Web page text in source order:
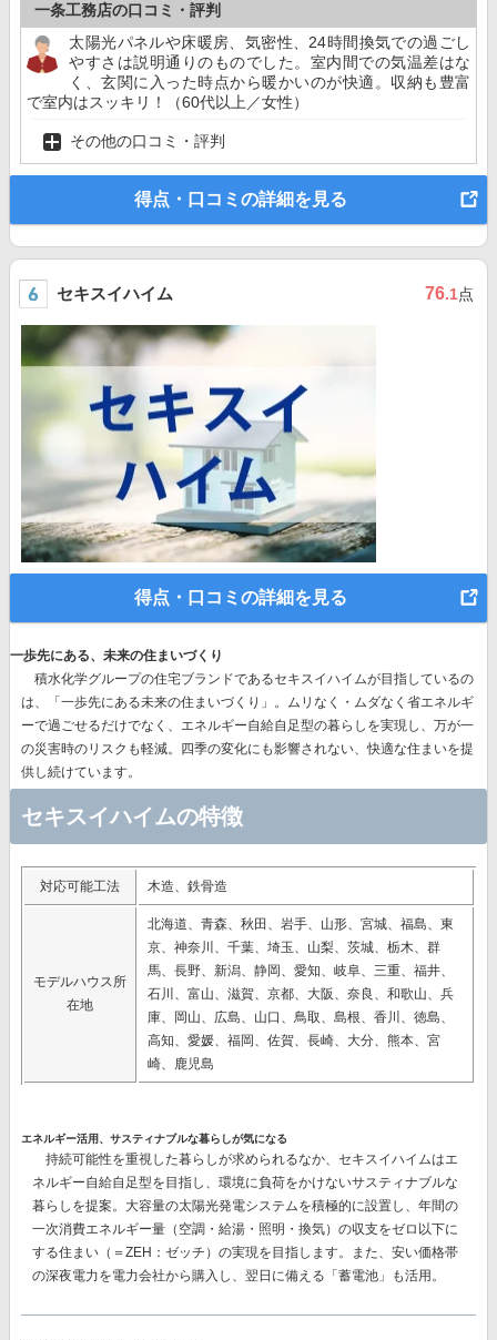
一条工務店の口コミ・評判
太陽光パネルや床暖房、気密性、24時間換気での過ごし
やすさは説明通りのものでした。室内間での気温差はな
く、玄関に入った時点から暖かいのが快適。収納も豊富
で室内はスッキリ！（60代以上／女性）
その他の口コミ・評判
得点・口コミの詳細を見る
セキスイハイム 76.1点
得点・口コミの詳細を見る
一歩先にある、未来の住まいづくり
積水化学グループの住宅ブランドであるセキスイハイムが目指しているの
は、
「一歩先にある未来の住まいづくり」。 ムリなく・ムダなく省エネルギ
ーで過ごせるだけでなく、エネルギー自給自足型の暮らしを実現し、万が一
の災害時のリスクも軽減。四季の変化にも影響されない、快適な住まいを提
供し続けています。
セキスイハイムの特徴
対応可能工法 木造、鉄骨造
モデルハウス所
在地
北海道、青森、秋田、岩手、山形、宮城、福島、東
京、神奈川、千葉、埼玉、山梨、茨城、栃木、群
馬、長野、新潟、静岡、愛知、岐阜、三重、福井、
石川、富山、滋賀、京都、大阪、奈良、和歌山、兵
庫、岡山、広島、山口、鳥取、島根、香川、徳島、
高知、愛媛、福岡、佐賀、長崎、大分、熊本、宮
崎、鹿児島
エネルギー活用、サスティナブルな暮らしが気になる
持続可能性を重視した暮らしが求められるなか、セキスイハイムはエ
ネルギー自給自足型を目指し、環境に負荷をかけないサスティナブルな
暮らしを提案。大容量の太陽光発電システムを積極的に設置し、 年間の
一次消費エネルギー量（空調・給湯・照明・換気）の収支をゼロ以下に
する住まい（＝ZEH：ゼッチ）の実現を目指します。また、安い価格帯
の深夜電力を電力会社から購入し、翌日に備える 「蓄電池」 も活用。